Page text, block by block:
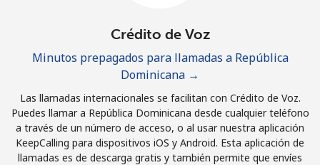
Crédito de Voz
Minutos prepagados para llamadas a República
Dominicana →
Las llamadas internacionales se facilitan con Crédito de Voz.
Puedes llamar a República Dominicana desde cualquier teléfono
a través de un número de acceso, o al usar nuestra aplicación
KeepCalling para dispositivos iOS y Android. Esta aplicación de
llamadas es de descarga gratis y también permite que envíes